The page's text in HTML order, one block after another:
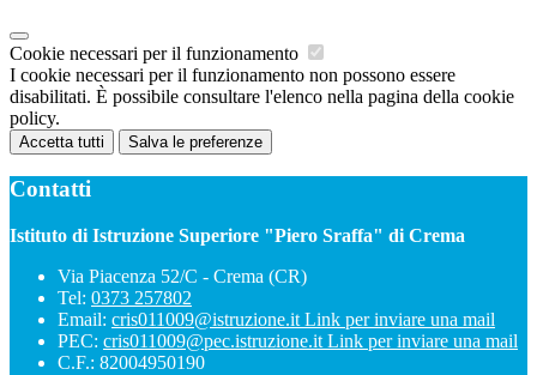
Cookie necessari per il funzionamento
I cookie necessari per il funzionamento non possono essere
disabilitati. È possibile consultare l'elenco nella pagina della cookie
policy.
Accetta tutti Salva le preferenze
Contatti
Istituto di Istruzione Superiore "Piero Sraffa" di Crema
Via Piacenza 52/C - Crema (CR)
Tel: 0373 257802
Email: cris011009@istruzione.it Link per inviare una mail
PEC: cris011009@pec.istruzione.it Link per inviare una mail
C.F.: 82004950190